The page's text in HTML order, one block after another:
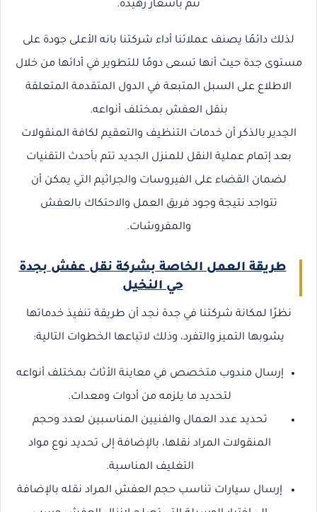
تتم بأسعار زهيدة.
لذلك دائمًا يصنف عملائنا أداء شركتنا بانه الأعلى جودة على
مستوى جدة حيث أنها تسعى دومًا للتطوير في أدائها من خلال
الاطلاع على السبل المتبعة في الدول المتقدمة المتعلقة
بنقل العفش بمختلف أنواعه.
الجدير بالذكر أن خدمات التنظيف والتعقيم لكافة المنقولات
بعد إتمام عملية النقل للمنزل الجديد تتم بأحدث التقنيات
لضمان القضاء على الفيروسات والجراثيم التي يمكن أن
تتواجد نتيجة وجود فريق العمل والاحتكاك بالعفش
والمفروشات.
طريقة العمل الخاصة بشركة نقل عفش بجدة
حي النخيل
نظرًا لمكانة شركتنا في جدة نجد أن طريقة تنفيذ خدماتها
يشوبها التميز والتفرد، وذلك لاتباعها الخطوات التالية:
إرسال مندوب متخصص في معاينة الأثاث بمختلف أنواعه
لتحديد ما يلزمه من أدوات ومعدات.
تحديد عدد العمال والفنيين المناسبين لعدد وحجم
المنقولات المراد نقلها، بالإضافة إلى تحديد نوع مواد
التغليف المناسبة.
إرسال سيارات تناسب حجم العفش المراد نقله بالإضافة